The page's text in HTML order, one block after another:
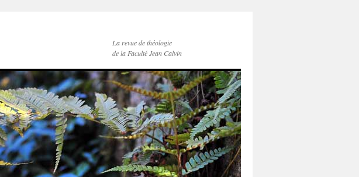
La revue de théologie
de la Faculté Jean Calvin